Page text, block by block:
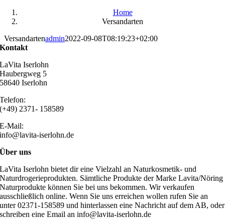
Home
Versandarten
Versandartenadmin2022-09-08T08:19:23+02:00
Kontakt
LaVita Iserlohn
Haubergweg 5
58640 Iserlohn
Telefon:
(+49) 2371- 158589
E-Mail:
info@lavita-iserlohn.de
Über uns
LaVita Iserlohn bietet dir eine Vielzahl an Naturkosmetik- und
Naturdrogerieprodukten. Sämtliche Produkte der Marke Lavita/Nöring
Naturprodukte können Sie bei uns bekommen. Wir verkaufen
ausschließlich online. Wenn Sie uns erreichen wollen rufen Sie an
unter 02371-158589 und hinterlassen eine Nachricht auf dem AB, oder
schreiben eine Email an info@lavita-iserlohn.de